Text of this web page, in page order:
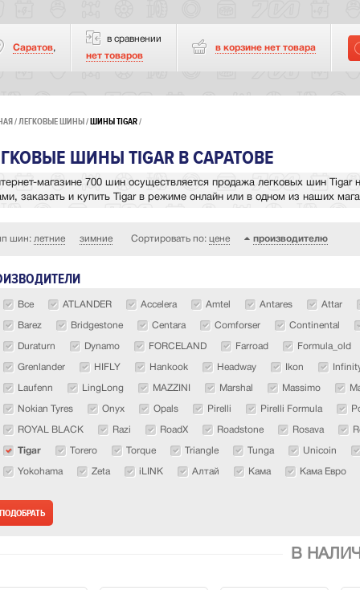
Саратов,
в сравнении
нет товаров
в корзине нет товара
ЛЕГКОВЫЕ ШИНЫ ШИНЫ TIGAR
ШИНЫ TIGAR В САРАТОВЕ
магазине 700 шин осуществляется продажа легковых шин Tigar
заказать и купить Tigar в режиме онлайн или в одном из наших
шин: летние зимние Сортировать по: цене производителю
Все ATLANDER Accelera Amtel Antares Attar
Barez Bridgestone Centara Comforser Continental
Duraturn Dynamo FORCELAND Farroad Formula_old
Grenlander HIFLY Hankook Headway Ikon
Laufenn LingLong MAZZINI Marshal Massimo
Nokian Tyres Onyx Opals Pirelli Pirelli Formula
ROYAL BLACK Razi RoadX Roadstone Rosava
Tigar Torero Torque Triangle Tunga Unicoin
Yokohama Zeta iLINK Алтай Кама Кама Евро
В